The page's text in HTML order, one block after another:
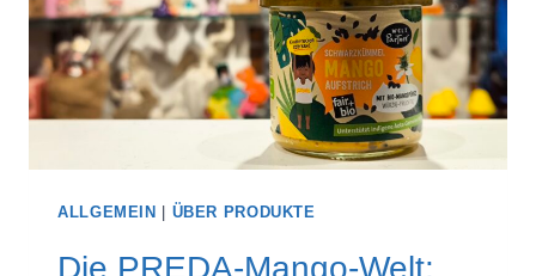
ALLGEMEIN ÜBER PRODUKTE
Die PREDA-Mango-Welt: